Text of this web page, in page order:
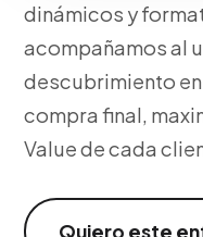
dinámicos y
acompañamos al
descubrimiento
compra final,
Value de cada
Quiero este